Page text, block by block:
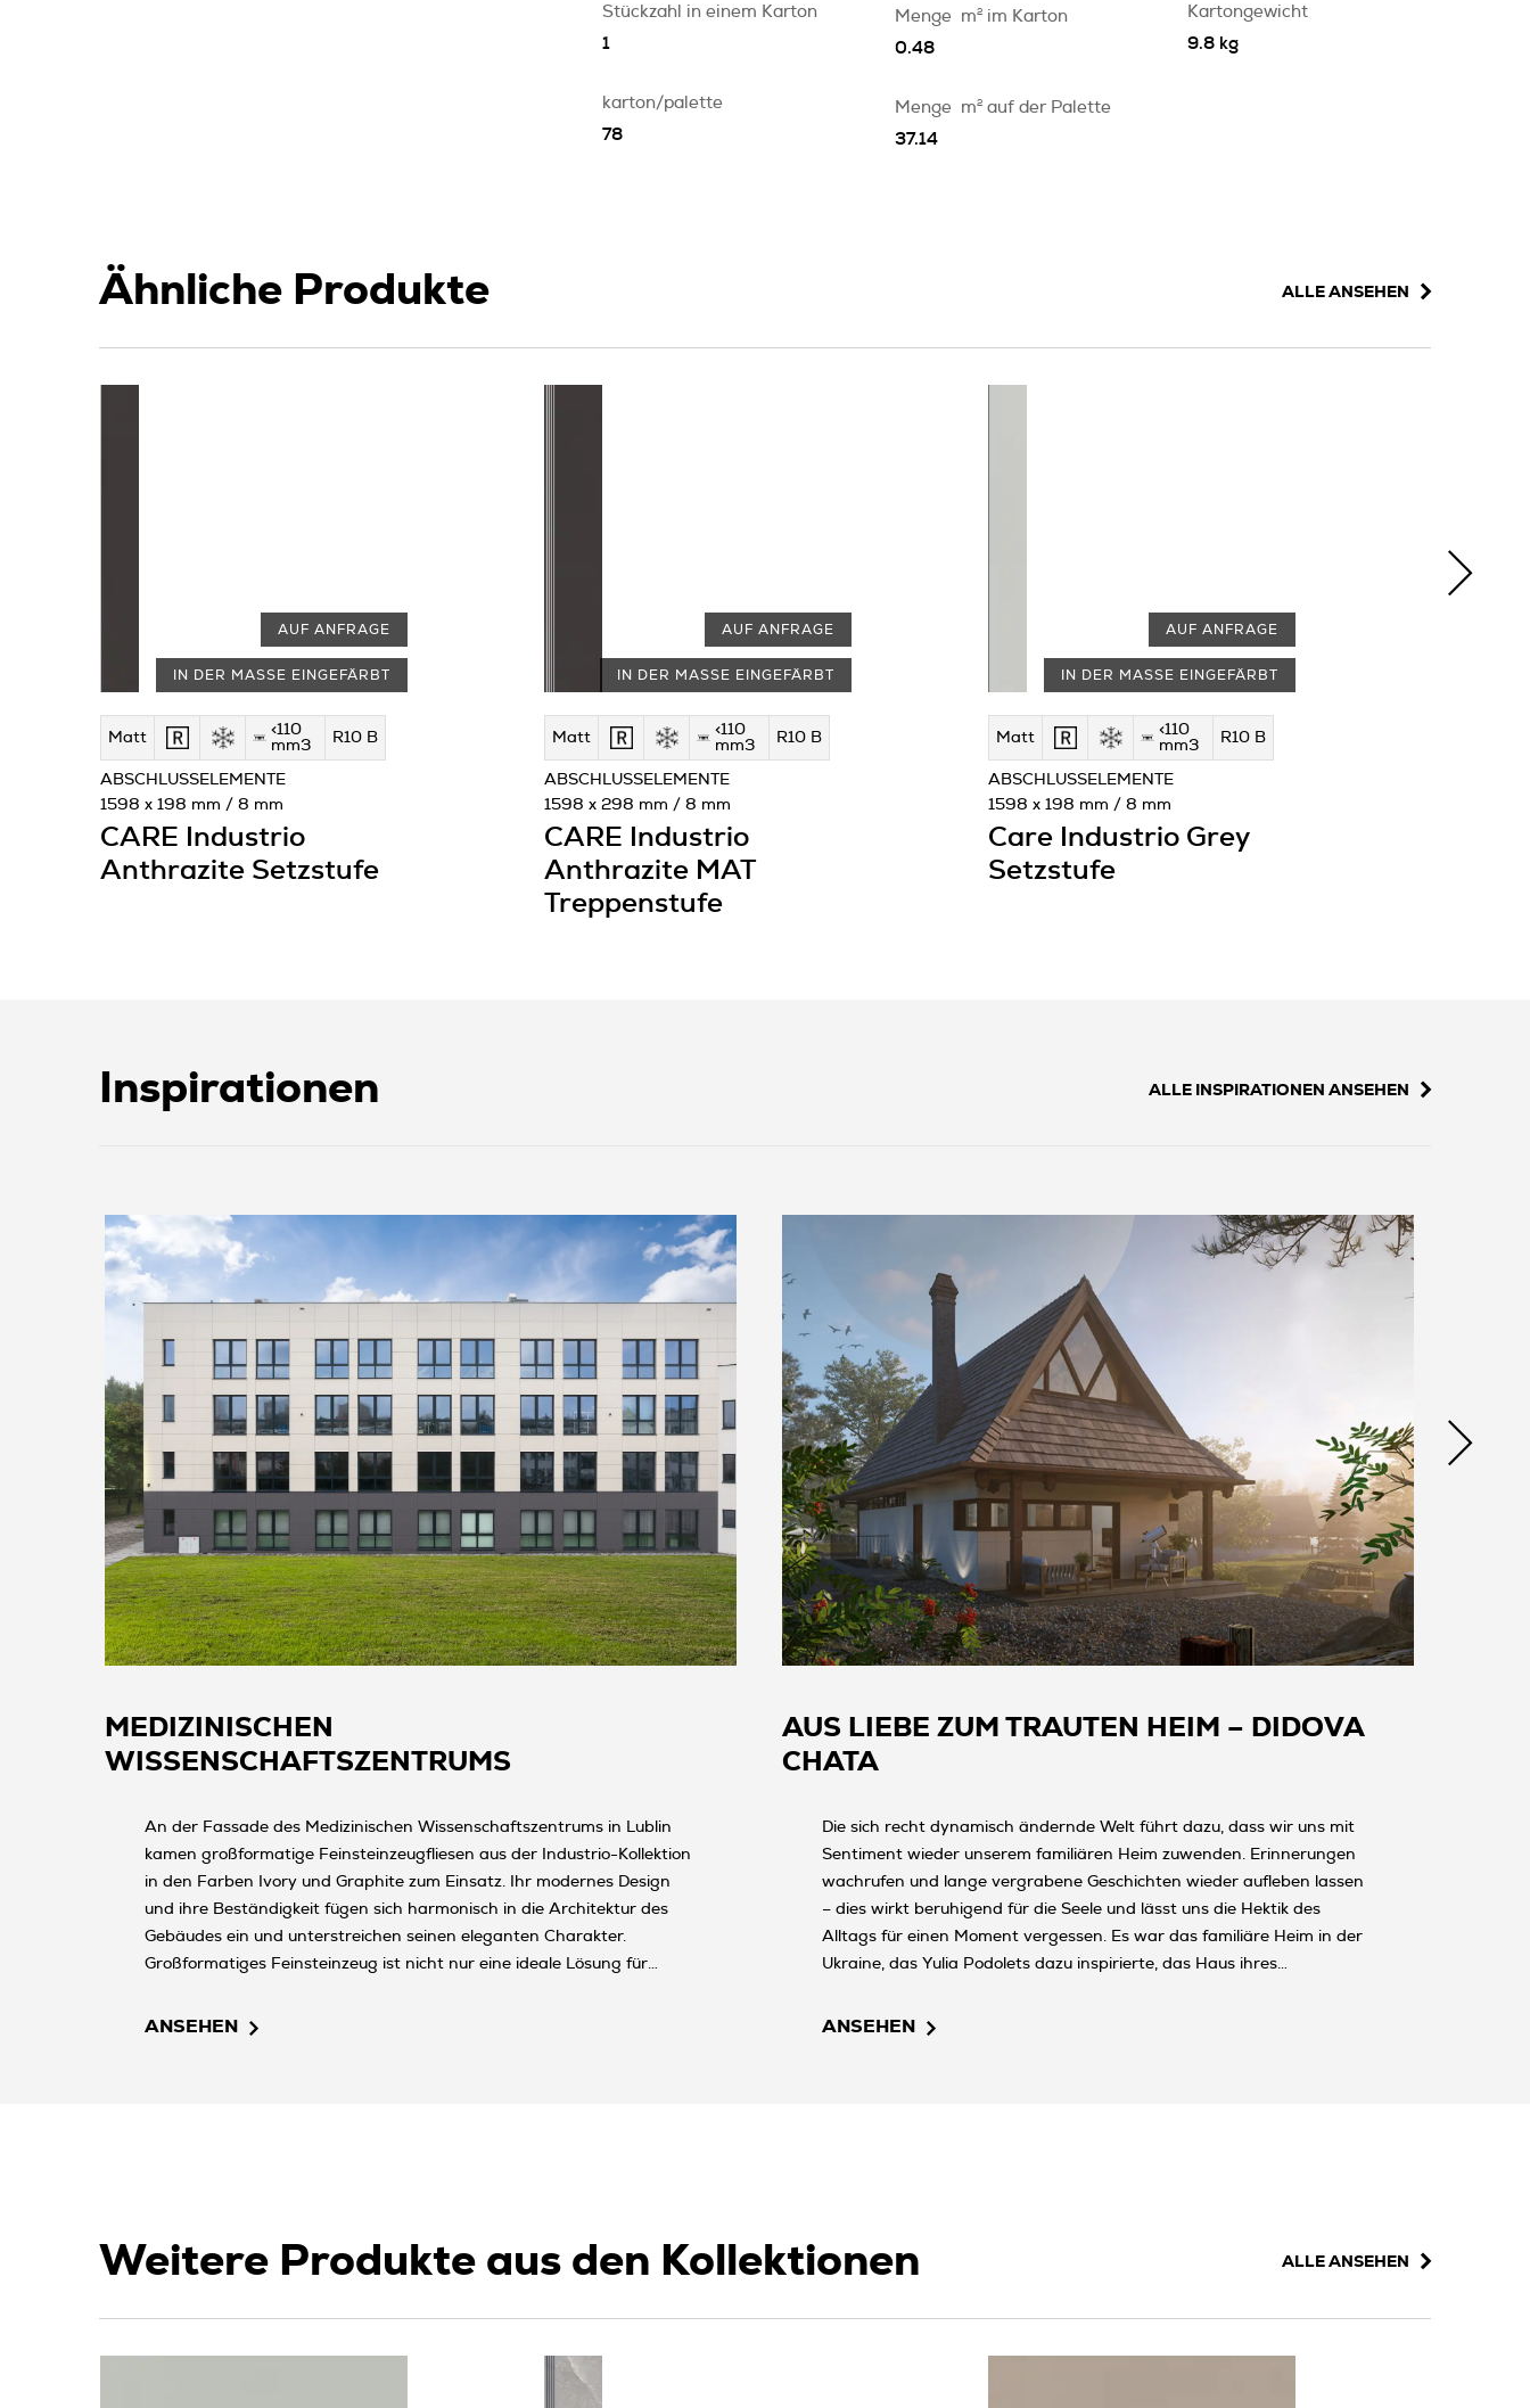
Stückzahl in einem Karton
1
Menge m2
im Karton
0.48
Kartongewicht
9.8 kg
karton/palette
78
Menge m2 auf der Palette
37.14
Ähnliche Produkte ALLE ANSEHEN
AUF ANFRAGE
IN DER MASSE EINGEFÄRBT
Matt
<110
mm3
R10 B
CARE Industrio
Anthrazite Setzstufe
ABSCHLUSSELEMENTE
1598 x 198 mm / 8 mm
AUF ANFRAGE
IN DER MASSE EINGEFÄRBT
Matt
<110
mm3
R10 B
CARE Industrio
Anthrazite MAT
Treppenstufe
ABSCHLUSSELEMENTE
1598 x 298 mm / 8 mm
AUF ANFRAGE
IN DER MASSE EINGEFÄRBT
Matt
<110
mm3
R10 B
Care Industrio Grey
Setzstufe
ABSCHLUSSELEMENTE
1598 x 198 mm / 8 mm
Inspirationen ALLE INSPIRATIONEN ANSEHEN
MEDIZINISCHEN
WISSENSCHAFTSZENTRUMS
An der Fassade des Medizinischen Wissenschaftszentrums in Lublin
kamen großformatige Feinsteinzeugfliesen aus der Industrio-Kollektion
in den Farben Ivory und Graphite zum Einsatz. Ihr modernes Design
und ihre Beständigkeit fügen sich harmonisch in die Architektur des
Gebäudes ein und unterstreichen seinen eleganten Charakter.
Großformatiges Feinsteinzeug ist nicht nur eine ideale Lösung für
das den Witterungsverhältnissen standhält. Dank seiner Festigkeit
ANSEHEN
AUS LIEBE ZUM TRAUTEN HEIM – DIDOVA
CHATA
Die sich recht dynamisch ändernde Welt führt dazu, dass wir uns mit
Sentiment wieder unserem familiären Heim zuwenden. Erinnerungen
wachrufen und lange vergrabene Geschichten wieder aufleben lassen
– dies wirkt beruhigend für die Seele und lässt uns die Hektik des
Alltags für einen Moment vergessen. Es war das familiäre Heim in der
Ukraine, das Yulia Podolets dazu inspirierte, das Haus ihres
in traumhafter Weise zu verbinden.
ANSEHEN
Weitere Produkte aus den Kollektionen ALLE ANSEHEN